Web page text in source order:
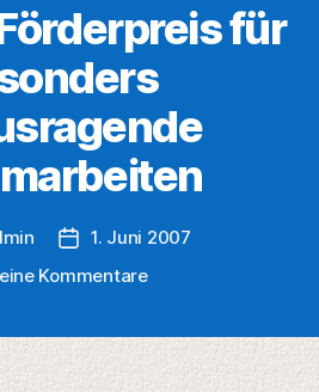
für
Veröffentlichungsdatum
1. Juni 2007
Kommentarezu
für
besonders